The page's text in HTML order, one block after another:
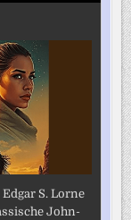
S. Lorne
John-